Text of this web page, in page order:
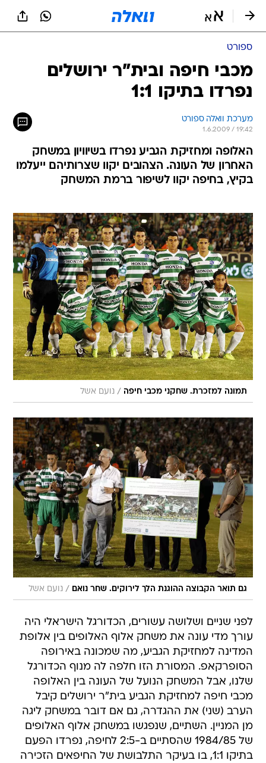
ספורט
מכבי חיפה ובית"ר ירושלים
נפרדו בתיקו 1:1
מערכת וואלה ספורט
1.6.2009 / 19:42
האלופה ומחזיקת הגביע נפרדו בשיוויון במשחק
האחרון של העונה. הצהובים יקוו שצרותיהם ייעלמו
בקיץ, בחיפה יקוו לשיפור ברמת המשחק
תמונה למזכרת. שחקני מכבי חיפה / נועם אשל
גם תואר הקבוצה ההוגנת הלך לירוקים. שחר נואם / נועם אשל
לפני שניים ושלושה עשורים, הכדורגל הישראלי היה
עורך מדי עונה את משחק אלוף האלופים בין אלופת
המדינה למחזיקת הגביע, מה שמכונה באירופה
הסופרקאפ. המסורת הזו חלפה לה מנוף הכדורגל
שלנו, אבל המשחק הנועל של העונה בין האלופה
מכבי חיפה למחזיקת הגביע בית"ר ירושלים קיבל
הערב (שני) את ההגדרה, גם אם דובר במשחק ליגה
מן המניין. השתיים, שנפגשו במשחק אלוף האלופים
של 1984/85 שהסתיים ב-2:5 לחיפה, נפרדו הפעם
בתיקו 1:1, בו בעיקר התלבושת של החיפאים הזכירה